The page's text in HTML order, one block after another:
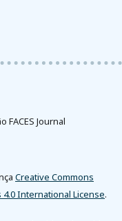
FACES Journal
Creative Commons
International License.